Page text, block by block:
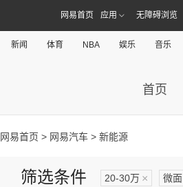
网易首页 应用 无障碍浏览
新闻 体育 NBA 娱乐 音乐
首页
网易首页 > 网易汽车 > 新能源
筛选条件 20-30万 × 微面